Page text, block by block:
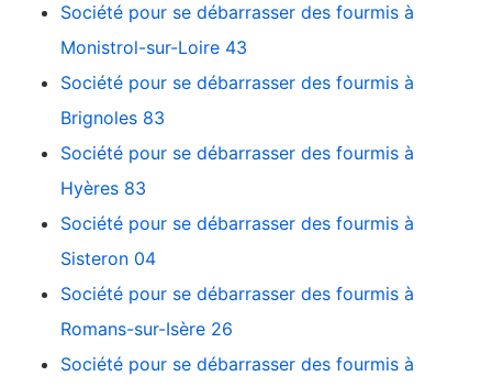
Société pour se débarrasser des fourmis à
Monistrol-sur-Loire 43
Société pour se débarrasser des fourmis à
Brignoles 83
Société pour se débarrasser des fourmis à
Hyères 83
Société pour se débarrasser des fourmis à
Sisteron 04
Société pour se débarrasser des fourmis à
Romans-sur-Isère 26
Société pour se débarrasser des fourmis à